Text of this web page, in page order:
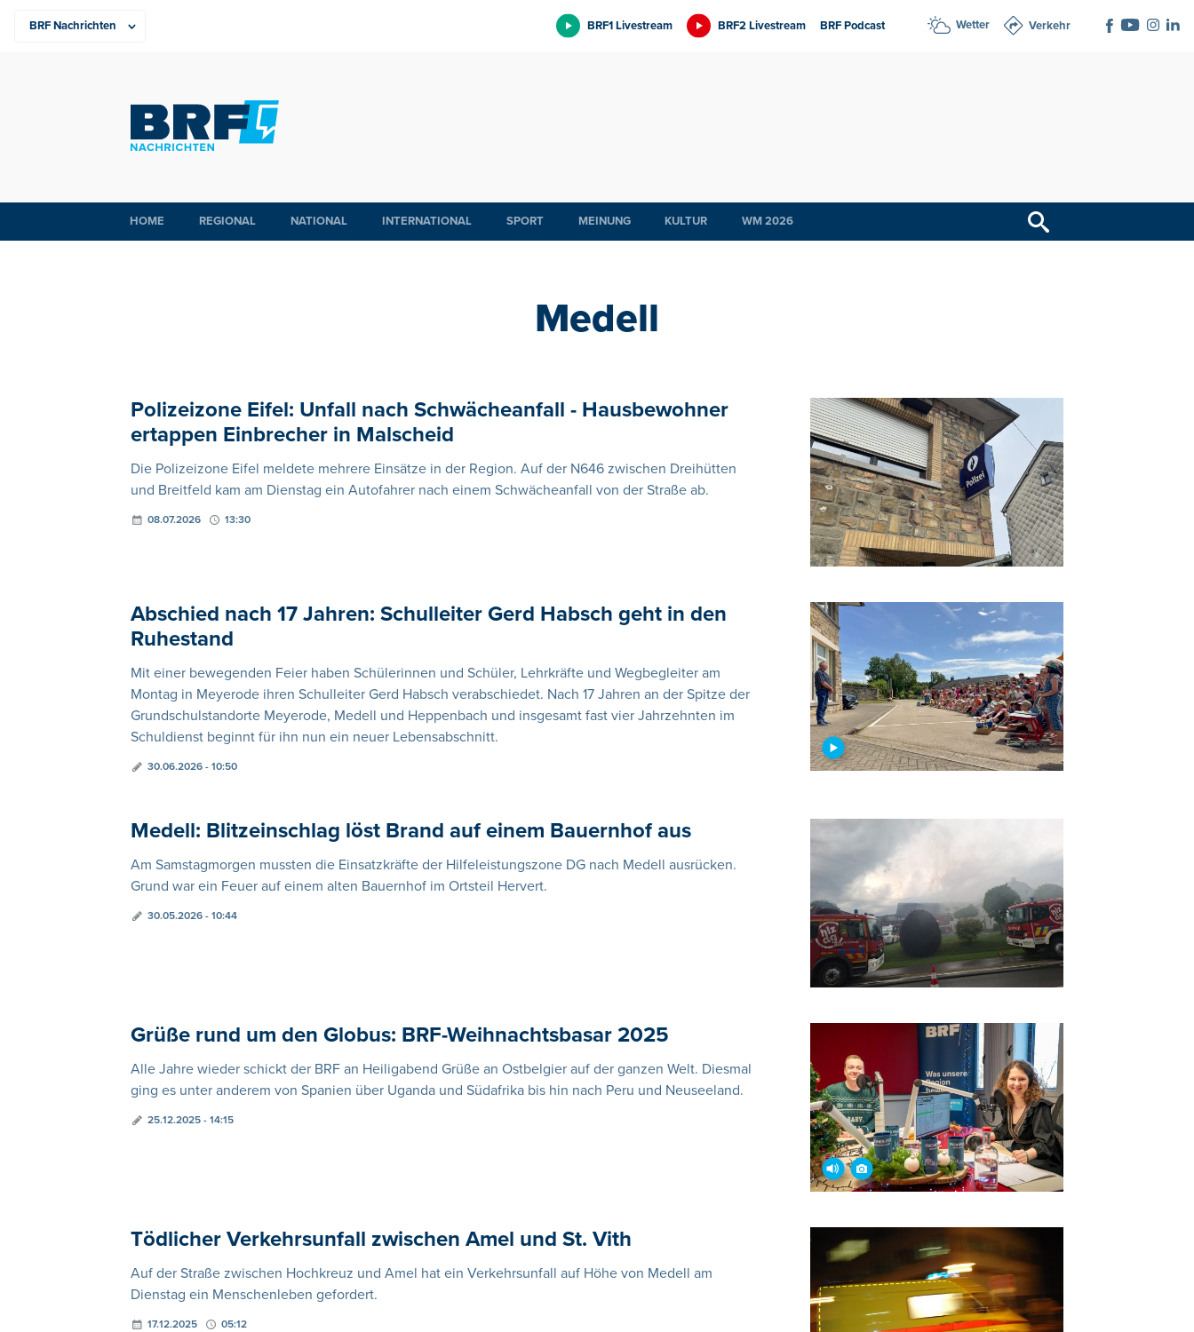
BRF1 Livestream BRF2 Livestream BRF Podcast Wetter Verkehr
HOME REGIONAL NATIONAL INTERNATIONAL SPORT MEINUNG KULTUR WM 2026
Medell
Polizeizone Eifel: Unfall nach Schwächeanfall - Hausbewohner
ertappen Einbrecher in Malscheid
Die Polizeizone Eifel meldete mehrere Einsätze in der Region. Auf der N646 zwischen Dreihütten
und Breitfeld kam am Dienstag ein Autofahrer nach einem Schwächeanfall von der Straße ab.
08.07.2026 13:30
Abschied nach 17 Jahren: Schulleiter Gerd Habsch geht in den
Ruhestand
Mit einer bewegenden Feier haben Schülerinnen und Schüler, Lehrkräfte und Wegbegleiter am
Montag in Meyerode ihren Schulleiter Gerd Habsch verabschiedet. Nach 17 Jahren an der Spitze der
Grundschulstandorte Meyerode, Medell und Heppenbach und insgesamt fast vier Jahrzehnten im
Schuldienst beginnt für ihn nun ein neuer Lebensabschnitt.
30.06.2026 - 10:50
Medell: Blitzeinschlag löst Brand auf einem Bauernhof aus
Am Samstagmorgen mussten die Einsatzkräfte der Hilfeleistungszone DG nach Medell ausrücken.
Grund war ein Feuer auf einem alten Bauernhof im Ortsteil Hervert.
30.05.2026 - 10:44
Grüße rund um den Globus: BRF-Weihnachtsbasar 2025
Alle Jahre wieder schickt der BRF an Heiligabend Grüße an Ostbelgier auf der ganzen Welt. Diesmal
ging es unter anderem von Spanien über Uganda und Südafrika bis hin nach Peru und Neuseeland.
25.12.2025 - 14:15
Tödlicher Verkehrsunfall zwischen Amel und St. Vith
Auf der Straße zwischen Hochkreuz und Amel hat ein Verkehrsunfall auf Höhe von Medell am
Dienstag ein Menschenleben gefordert.
17.12.2025 05:12